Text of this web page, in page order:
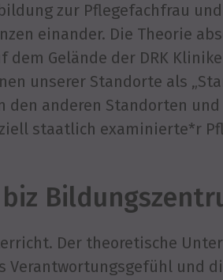
zur Pflegefachfrau
einander. Die Theorie
dem Gelände der DRK
unserer Standorte als
den anderen Standorten
staatlich examinierte*r
Der theoretische
Verantwortungsgefühl und